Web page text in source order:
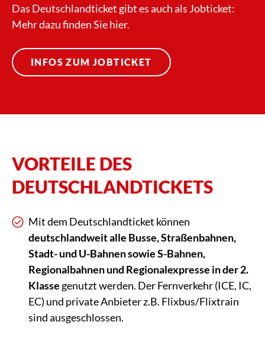
Das Deutschlandticket gibt es auch als Jobticket:
Mehr dazu finden Sie hier.
INFOS ZUM JOBTICKET
VORTEILE DES
DEUTSCHLANDTICKETS
Mit dem Deutschlandticket können
deutschlandweit alle Busse, Straßenbahnen,
Stadt- und U-Bahnen sowie S-Bahnen,
Regionalbahnen und Regionalexpresse in der 2.
Klasse genutzt werden. Der Fernverkehr (ICE, IC,
EC) und private Anbieter z.B. Flixbus/Flixtrain
sind ausgeschlossen.